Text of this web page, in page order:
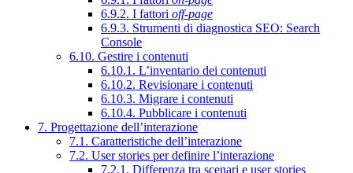
6.9.2. I fattori off-page
6.9.3. Strumenti di diagnostica SEO: Search
Console
6.10. Gestire i contenuti
6.10.1. L’inventario dei contenuti
6.10.2. Revisionare i contenuti
6.10.3. Migrare i contenuti
6.10.4. Pubblicare i contenuti
7. Progettazione dell’interazione
7.1. Caratteristiche dell’interazione
7.2. User stories per definire l’interazione
7.2.1. Differenza tra scenari e user stories